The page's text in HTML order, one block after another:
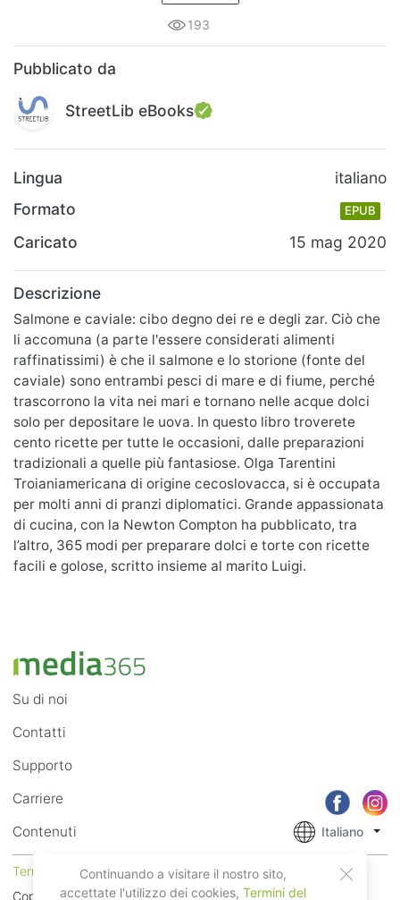
193
Pubblicato da
StreetLib eBooks
Lingua
italiano
Formato
EPUB
Caricato 15 mag 2020
Descrizione
Salmone e caviale: cibo degno dei re e degli zar. Ciò che
li accomuna (a parte l'essere considerati alimenti
raffinatissimi) è che il salmone e lo storione (fonte del
caviale) sono entrambi pesci di mare e di fiume, perché
trascorrono la vita nei mari e tornano nelle acque dolci
solo per depositare le uova. In questo libro troverete
cento ricette per tutte le occasioni, dalle preparazioni
tradizionali a quelle più fantasiose. Olga Tarentini
Troianiamericana di origine cecoslovacca, si è occupata
per molti anni di pranzi diplomatici. Grande appassionata
di cucina, con la Newton Compton ha pubblicato, tra
l’altro, 365 modi per preparare dolci e torte con ricette
facili e golose, scritto insieme al marito Luigi.
Su di noi
Contatti
Supporto
Carriere
Contenuti
Italiano
Termini di Utilizzo
Privacy
Copyright © 2018 - 2026 Mobile Systems Ltd. Tutti i diritti
Continuando a visitare il nostro sito,
accettate l'utilizzo dei cookies, Termini del